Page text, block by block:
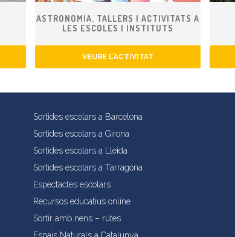
ASTRONOMIA. TALLERS I ACTIVITATS A
LES ESCOLES I INSTITUTS
VEURE L’ACTIVITAT
Sortides escolars a Barcelona
Sortides escolars a Girona
Sortides escolars a Lleida
Sortides escolars a Tarragona
Espectacles escolars
Recursos educatius online
Sortir amb nens – rutes